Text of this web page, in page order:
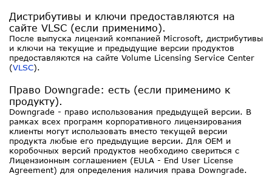
Дистрибутивы и ключи предоставляются на
сайте VLSC (если применимо).
После выпуска лицензий компанией Microsoft, дистрибутивы
и ключи на текущие и предыдущие версии продуктов
предоставляются на сайте Volume Licensing Service Center
(VLSC).
Право Downgrade: есть (если применимо к
продукту).
Downgrade - право использования предыдущей версии. В
рамках всех программ корпоративного лицензирования
клиенты могут использовать вместо текущей версии
продукта любые его предыдущие версии. Для OEM и
коробочных версий продуктов необходимо свериться с
Лицензионным соглашением (EULA - End User License
Agreement) для определения наличия права Downgrade.